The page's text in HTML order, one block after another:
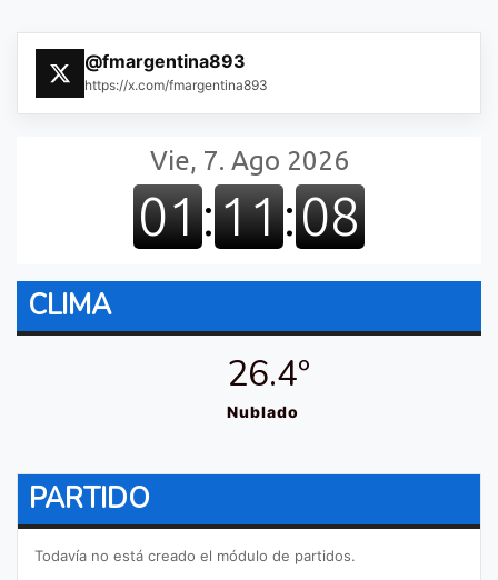
@fmargentina893
https://x.com/fmargentina893
CLIMA
26.4º
Nublado
PARTIDO
Todavía no está creado el módulo de partidos.